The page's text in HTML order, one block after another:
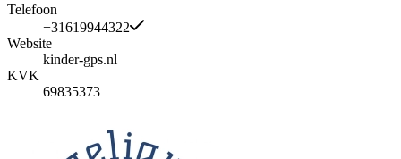
Telefoon
+31619944322
Website
kinder-gps.nl
KVK
69835373